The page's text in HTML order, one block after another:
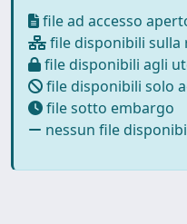
file ad accesso
file disponibili sulla
file disponibili agli
file disponibili solo
file sotto embargo
nessun file